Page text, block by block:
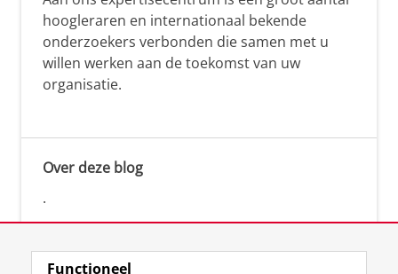
hoogleraren en internationaal bekende
onderzoekers verbonden die samen met u
willen werken aan de toekomst van uw
organisatie.
Over deze blog
.
Functioneel